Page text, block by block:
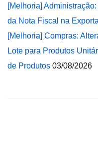
[Melhoria]
da Nota Fiscal na
[Melhoria] Compras:
Lote para Produtos
de Produtos 03/08/2026